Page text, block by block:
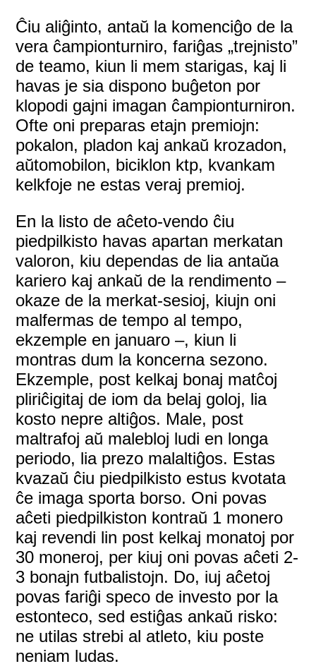
Ĉiu aliĝinto, antaŭ la komenciĝo de la
vera ĉampionturniro, fariĝas „trejnisto”
de teamo, kiun li mem starigas, kaj li
havas je sia dispono buĝeton por
klopodi gajni imagan ĉampionturniron.
Ofte oni preparas etajn premiojn:
pokalon, pladon kaj ankaŭ krozadon,
aŭtomobilon, biciklon ktp, kvankam
kelkfoje ne estas veraj premioj.
En la listo de aĉeto-vendo ĉiu
piedpilkisto havas apartan merkatan
valoron, kiu dependas de lia antaŭa
kariero kaj ankaŭ de la rendimento –
okaze de la merkat-sesioj, kiujn oni
malfermas de tempo al tempo,
ekzemple en januaro –, kiun li
montras dum la koncerna sezono.
Ekzemple, post kelkaj bonaj matĉoj
pliriĉigitaj de iom da belaj goloj, lia
kosto nepre altiĝos. Male, post
maltrafoj aŭ malebloj ludi en longa
periodo, lia prezo malaltiĝos. Estas
kvazaŭ ĉiu piedpilkisto estus kvotata
ĉe imaga sporta borso. Oni povas
aĉeti piedpilkiston kontraŭ 1 monero
kaj revendi lin post kelkaj monatoj por
30 moneroj, per kiuj oni povas aĉeti 2-
3 bonajn futbalistojn. Do, iuj aĉetoj
povas fariĝi speco de investo por la
estonteco, sed estiĝas ankaŭ risko:
ne utilas strebi al atleto, kiu poste
neniam ludas.